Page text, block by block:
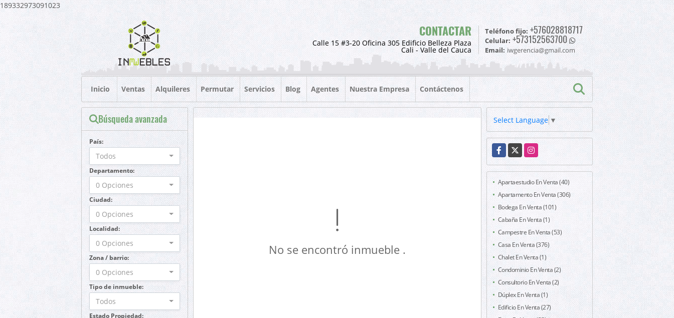
189332973091023
CONTACTAR
Calle 15 #3-20 Oficina 305 Edificio Belleza Plaza
Cali - Valle del Cauca
Teléfono fijo: +576028818717
Celular: +573152563700
Email: iwgerencia@gmail.com
Inicio Ventas Alquileres Permutar Servicios Blog Agentes Nuestra Empresa Contáctenos
Búsqueda avanzada
País:
Todos
Departamento:
0 Opciones
Ciudad:
0 Opciones
Localidad:
0 Opciones
Zona / barrio:
0 Opciones
Tipo de inmueble:
Todos
Estado Propiedad:
No se encontró inmueble .
Select Language ▼
Facebook
X Instagram
Apartaestudio En Venta (40)
Apartamento En Venta (306)
Bodega En Venta (101)
Cabaña En Venta (1)
Campestre En Venta (53)
Casa En Venta (376)
Chalet En Venta (1)
Condominio En Venta (2)
Consultorio En Venta (2)
Dúplex En Venta (1)
Edificio En Venta (27)